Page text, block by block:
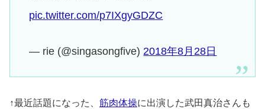
pic.twitter.com/p7IXgyGDZC
— rie (@singasongfive) 2018年8月28日
↑最近話題になった、 筋肉体操に出演した武田真治さんも